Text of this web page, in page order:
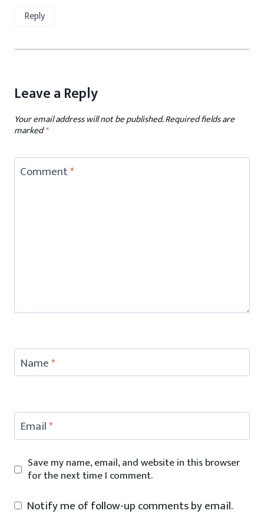
Reply
Leave a Reply
Your email address will not be published.Required fields are
marked*
Comment*
Name*
Email*
Save my name, email, and website in this browser
for the next time I comment.
Notify me of follow-up comments by email.